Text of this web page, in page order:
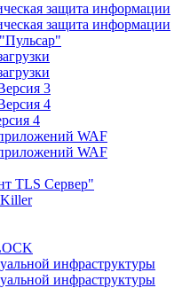
защита информации
защита информации
3
4
4
WAF
WAF
TLS Сервер"
инфраструктуры
инфраструктуры